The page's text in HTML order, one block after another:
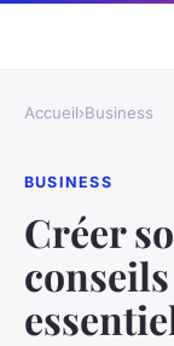
Accueil›Business
BUSINESS
Créer